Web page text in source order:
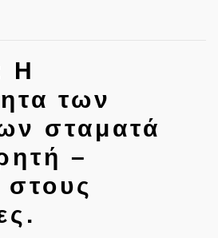
Η
των
σταματά
–